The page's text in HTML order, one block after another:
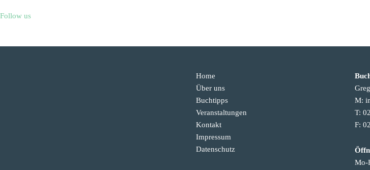
Follow us
Home
Über uns
Buchtipps
Veranstaltungen
Kontakt
Impressum
Datenschutz
M:
T:
F:
Mo-